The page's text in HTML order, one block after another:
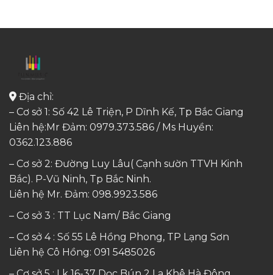
Địa chỉ:
– Cơ sở 1: Số 42 Lê Triện, P Dĩnh Kế, Tp Bắc Giang
Liên hệ:Mr Đảm: 0979.373.586 / Ms Huyền:
0362.123.886
– Cơ sở 2: Đường Luy Lâu( Cạnh sườn TTVH Kinh
Bắc). P-Vũ Ninh, Tp Bắc Ninh.
Liên hệ Mr. Đảm: 098.9923.586
– Cơ sở 3 : TT Lục Nam/ Bắc Giang
– Cơ sở 4 : Số 55 Lê Hồng Phong, TP Lạng Sơn
Liên hệ Cô Hồng: 091 5485026